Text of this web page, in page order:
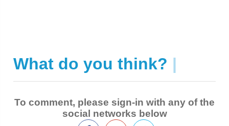
What do you think? |
To comment, please sign-in with any of the
social networks below